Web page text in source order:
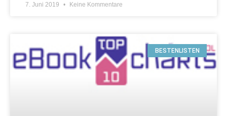
7. Juni 2019 Keine Kommentare
BESTENLISTEN